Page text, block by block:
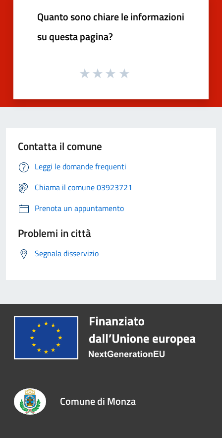
Quanto sono chiare le informazioni
su questa pagina?
Contatta il comune
Leggi le domande frequenti
Chiama il comune 03923721
Prenota un appuntamento
Problemi in città
Segnala disservizio
Comune di Monza